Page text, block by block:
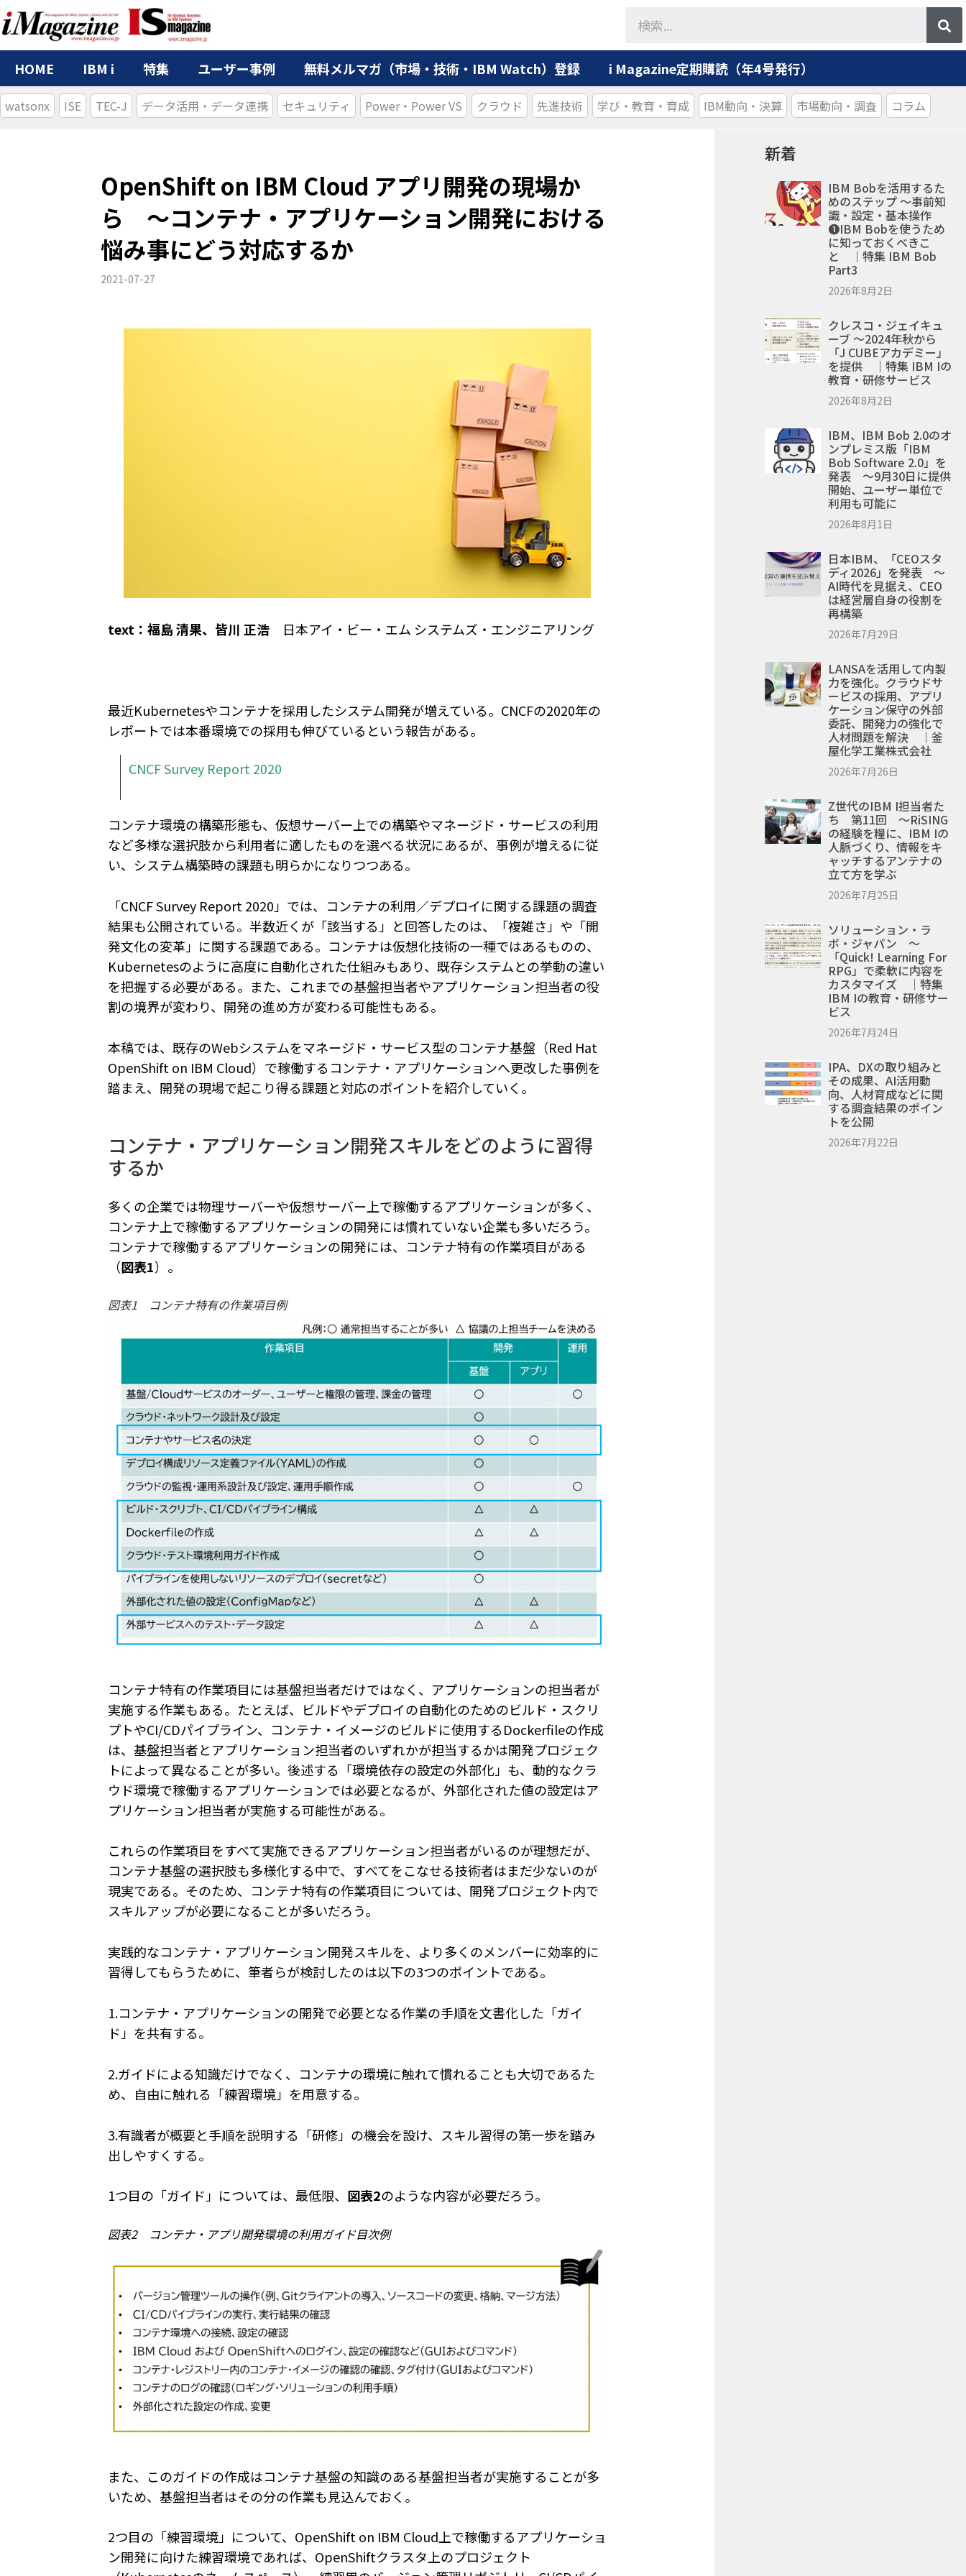
HOME IBM i 特集 ユーザー事例 無料メルマガ（市場・技術・IBM Watch）登録 i Magazine定期購読（年4号発行）
watsonx ISE TEC-J データ活用・データ連携 セキュリティ Power・Power VS クラウド 先進技術 学び・教育・育成 IBM動向・決算 市場動向・調査 コラム
OpenShift on IBM Cloud アプリ開発の現場か
ら 〜コンテナ・アプリケーション開発における
悩み事にどう対応するか
2021-07-27
text：福島 清果、皆川 正浩 日本アイ・ビー・エム システムズ・エンジニアリング
最近Kubernetesやコンテナを採用したシステム開発が増えている。CNCFの2020年の
レポートでは本番環境での採用も伸びているという報告がある。
CNCF Survey Report 2020
コンテナ環境の構築形態も、仮想サーバー上での構築やマネージド・サービスの利用
など多様な選択肢から利用者に適したものを選べる状況にあるが、事例が増えるに従
い、システム構築時の課題も明らかになりつつある。
「CNCF Survey Report 2020」では、コンテナの利用／デプロイに関する課題の調査
結果も公開されている。半数近くが「該当する」と回答したのは、「複雑さ」や「開
発文化の変革」に関する課題である。コンテナは仮想化技術の一種ではあるものの、
Kubernetesのように高度に自動化された仕組みもあり、既存システムとの挙動の違い
を把握する必要がある。また、これまでの基盤担当者やアプリケーション担当者の役
割の境界が変わり、開発の進め方が変わる可能性もある。
本稿では、既存のWebシステムをマネージド・サービス型のコンテナ基盤（Red Hat
OpenShift on IBM Cloud）で稼働するコンテナ・アプリケーションへ更改した事例を
踏まえ、開発の現場で起こり得る課題と対応のポイントを紹介していく。
コンテナ・アプリケーション開発スキルをどのように習得
するか
多くの企業では物理サーバーや仮想サーバー上で稼働するアプリケーションが多く、
コンテナ上で稼働するアプリケーションの開発には慣れていない企業も多いだろう。
コンテナで稼働するアプリケーションの開発には、コンテナ特有の作業項目がある
（図表1）。
図表1 コンテナ特有の作業項目例
コンテナ特有の作業項目には基盤担当者だけではなく、アプリケーションの担当者が
実施する作業もある。たとえば、ビルドやデプロイの自動化のためのビルド・スクリ
プトやCI/CDパイプライン、コンテナ・イメージのビルドに使用するDockerfileの作成
は、基盤担当者とアプリケーション担当者のいずれかが担当するかは開発プロジェク
トによって異なることが多い。後述する「環境依存の設定の外部化」も、動的なクラ
ウド環境で稼働するアプリケーションでは必要となるが、外部化された値の設定はア
プリケーション担当者が実施する可能性がある。
これらの作業項目をすべて実施できるアプリケーション担当者がいるのが理想だが、
コンテナ基盤の選択肢も多様化する中で、すべてをこなせる技術者はまだ少ないのが
現実である。そのため、コンテナ特有の作業項目については、開発プロジェクト内で
スキルアップが必要になることが多いだろう。
実践的なコンテナ・アプリケーション開発スキルを、より多くのメンバーに効率的に
習得してもらうために、筆者らが検討したのは以下の3つのポイントである。
1.コンテナ・アプリケーションの開発で必要となる作業の手順を文書化した「ガイ
ド」を共有する。
2.ガイドによる知識だけでなく、コンテナの環境に触れて慣れることも大切であるた
め、自由に触れる「練習環境」を用意する。
3.有識者が概要と手順を説明する「研修」の機会を設け、スキル習得の第一歩を踏み
出しやすくする。
1つ目の「ガイド」については、最低限、 図表2のような内容が必要だろう。
図表2 コンテナ・アプリ開発環境の利用ガイド目次例
また、このガイドの作成はコンテナ基盤の知識のある基盤担当者が実施することが多
いため、基盤担当者はその分の作業も見込んでおく。
2つ目の「練習環境」について、OpenShift on IBM Cloud上で稼働するアプリケーショ
ン開発に向けた練習環境であれば、OpenShiftクラスタ上のプロジェクト
新着
IBM Bobを活用するた
めのステップ ～事前知
識・設定・基本操作
❶IBM Bobを使うため
に知っておくべきこ
と ｜特集 IBM Bob
Part3
2026年8月2日
クレスコ・ジェイキュ
ーブ ～2024年秋から
「J CUBEアカデミー」
を提供 ｜特集 IBM Iの
教育・研修サービス
2026年8月2日
IBM、IBM Bob 2.0のオ
ンプレミス版「IBM
Bob Software 2.0」を
発表 ～9月30日に提供
開始、ユーザー単位で
利用も可能に
2026年8月1日
日本IBM、「CEOスタ
ディ2026」を発表 ～
AI時代を見据え、CEO
は経営層自身の役割を
再構築
2026年7月29日
LANSAを活用して内製
力を強化。クラウドサ
ービスの採用、アプリ
ケーション保守の外部
委託、開発力の強化で
人材問題を解決 ｜釜
屋化学工業株式会社
2026年7月26日
Z世代のIBM I担当者た
ち 第11回 ～RiSING
の経験を糧に、IBM Iの
人脈づくり、情報をキ
ャッチするアンテナの
立て方を学ぶ
2026年7月25日
ソリューション・ラ
ボ・ジャパン ～
「Quick! Learning For
RPG」で柔軟に内容を
カスタマイズ ｜特集
IBM Iの教育・研修サー
ビス
2026年7月24日
IPA、DXの取り組みと
その成果、AI活用動
向、人材育成などに関
する調査結果のポイン
トを公開
2026年7月22日